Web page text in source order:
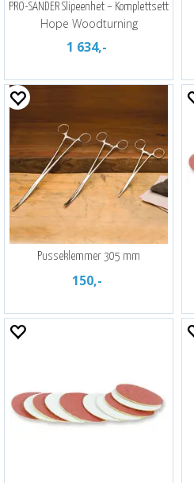
PRO-SANDER Slipeenhet – Komplettsett
Hope Woodturning
1 634,-
Pusseklemmer 305 mm
150,-